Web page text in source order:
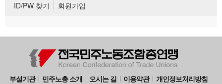
ID/PW 찾기 회원가입
부설기관 민주노총 소개 오시는 길 이용약관 개인정보처리방침